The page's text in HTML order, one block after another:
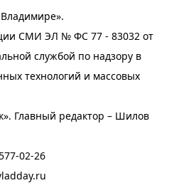
СМИ ЭЛ № ФС 77 - 83032 от
службой по надзору в
технологий и массовых
Главный редактор – Шилов
02-26